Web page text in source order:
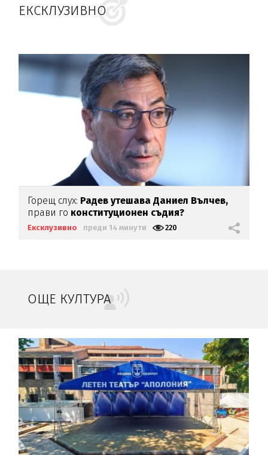
ЕКСКЛУЗИВНО
Горещ слух: Радев утешава Даниел Вълчев,
прави го конституционен съдия?
Ексклузивно преди 14 минути 220
ОЩЕ КУЛТУРА